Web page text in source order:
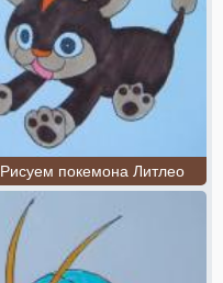
Рисуем покемона Литлео